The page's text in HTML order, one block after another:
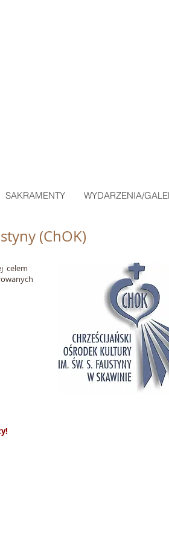
SAKRAMENTY WYDARZENIA/
(ChOK)
celem